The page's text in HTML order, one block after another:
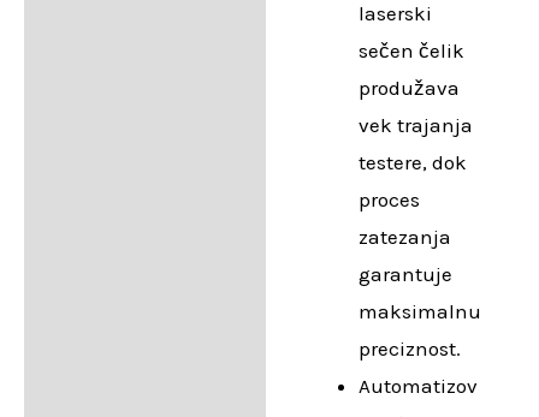
laserski
sečen čelik
produžava
vek trajanja
testere, dok
proces
zatezanja
garantuje
maksimalnu
preciznost.
Automatizov